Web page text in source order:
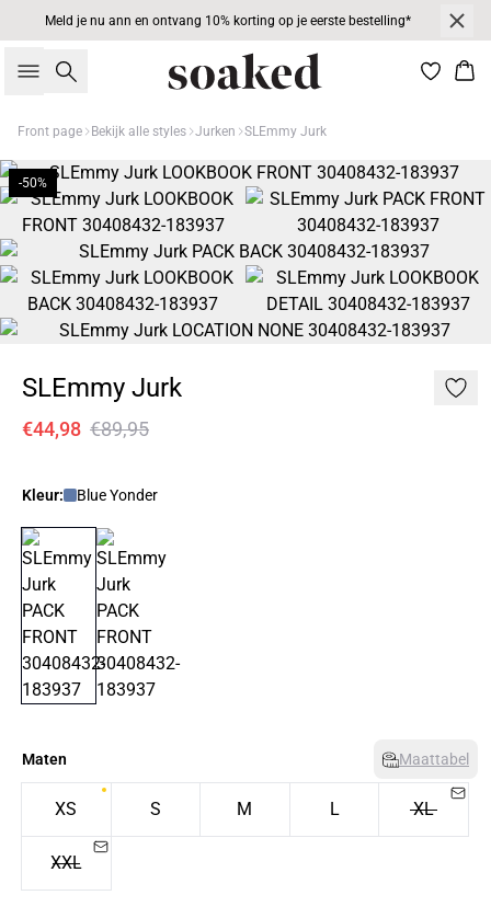
Meld je nu ann en ontvang 10% korting op je eerste bestelling*
Zoeken
Front page Bekijk alle styles Jurken SLEmmy Jurk
-50%
SLEmmy Jurk
€44,98 €89,95
Kleur: Blue Yonder
Maten Maattabel
XS S M L XL
XXL